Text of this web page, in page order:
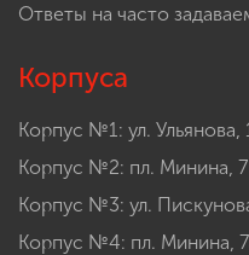
Ответы на часто
Корпуса
Корпус №1: ул. Ульянова,
Корпус №2: пл. Минина, 7
Корпус №3: ул.
Корпус №4: пл. Минина,